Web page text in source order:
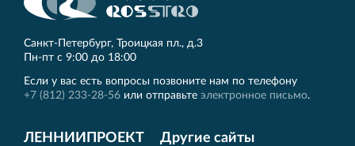
Санкт‐Петербург, Троицкая пл., д.3
Пн‐пт с 9:00 до 18:00
Если у вас есть вопросы позвоните нам по телефону
+7 (812) 233-28-56 или отправьте электронное письмо.
ЛЕННИИПРОЕКТ Другие сайты